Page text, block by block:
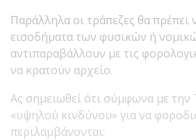
Παράλληλα οι τράπεζες θα πρέπει
εισοδήματα των φυσικών ή
αντιπαραβάλλουν με τις
να κρατούν αρχείο.
Ας σημειωθεί ότι σύμφωνα με την
«υψηλού κινδύνου» για να
περιλαμβάνονται: